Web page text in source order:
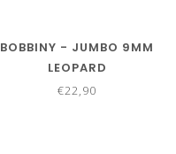
BOBBINY - JUMBO 9MM
LEOPARD
€22,90